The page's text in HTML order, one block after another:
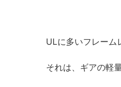
ULに多いフレーム
それは、ギアの軽